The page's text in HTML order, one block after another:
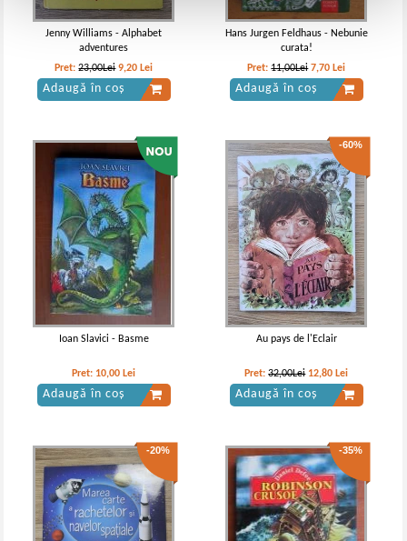
Jenny Williams - Alphabet
adventures
Pret:23,00Lei 9,20 Lei
Adaugă în coș
Hans Jurgen Feldhaus - Nebunie
curata!
Pret:11,00Lei 7,70 Lei
Adaugă în coș
Ioan Slavici - Basme
Pret: 10,00 Lei
Adaugă în coș
-60%
Au pays de l'Eclair
Pret:32,00Lei 12,80 Lei
Adaugă în coș
-20% -35%